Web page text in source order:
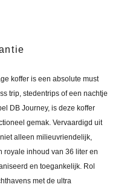
koffer is een absolute must
trip, stedentrips of een nachtje
DB Journey, is deze koffer
gemak. Vervaardigd uit
alleen milieuvriendelijk,
royale inhoud van 36 liter en
en toegankelijk. Rol
met de ultra